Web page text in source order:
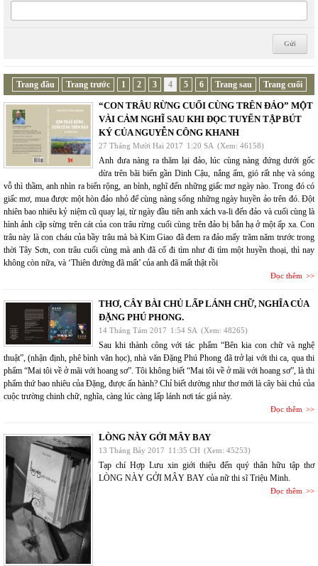
Trang đầu Trang trước 1 2 3 4 5 6 Trang sau Trang cuối
“CON TRÂU RỪNG CUỐI CÙNG TRÊN ĐẢO” MỘT
VÀI CẢM NGHĨ SAU KHI ĐỌC TUYỂN TẬP BÚT
KÝ CỦA NGUYỄN CÔNG KHANH
27 Tháng Mười Hai 2017 1:20 SA (Xem: 46158)
Anh đưa nàng ra thăm lại đảo, lúc cùng nàng đứng dưới gốc
dừa trên bãi biển gần Dinh Cậu, nắng ấm, gió rất nhẹ và sóng
vỗ thì thầm, anh nhìn ra biển rộng, an bình, nghĩ đến những giấc mơ ngày nào. Trong đó có
giấc mơ, mua được một hòn đảo nhỏ để cùng nàng sống những ngày huyền ảo trên đó. Đột
nhiên bao nhiêu kỷ niệm cũ quay lại, từ ngày đầu tiên anh xách va-li đến đảo và cuối cùng là
hình ảnh cặp sừng trên cát của con trâu rừng cuối cùng trên đảo bị bắn hạ ở một ấp xa. Con
trâu này là con cháu của bầy trâu mà bà Kim Giao đã đem ra đảo mấy trăm năm trước trong
thời Tây Sơn, con trâu cuối cùng mà anh đã cố đi tìm như đi tìm một huyền thoại, thì nay
không còn nữa, và ‘Thiên đường đã mất’ của anh đã mất thật rồi
Đọc thêm
THƠ, CÂY BÀI CHỦ LẤP LÁNH CHỮ, NGHĨA CỦA
ĐẶNG PHÚ PHONG.
14 Tháng Tám 2017 1:54 SA (Xem: 48265)
Sau khi thành công với tác phẩm “Bên kia con chữ và nghệ
thuật”, (nhận định, phê bình văn học), nhà văn Đặng Phú Phong đã trở lại với thi ca, qua thi
phẩm “Mai tôi về ở mãi với hoang sơ”. Tôi không biết “Mai tôi về ở mãi với hoang sơ”, là thi
phẩm thứ bao nhiêu của Đặng, được ấn hành? Chỉ biết dường như thơ mới là cây bài chủ của
cuộc trường chinh chữ, nghĩa, càng lúc càng lấp lánh nơi tác giả này.
Đọc thêm
LÒNG NÀY GỞI MÂY BAY
13 Tháng Bảy 2017 11:35 CH (Xem: 45253)
Tạp chí Hợp Lưu xin giới thiệu đến quý thân hữu tập thơ
LÒNG NÀY GỞI MÂY BAY của nữ thi sĩ Triệu Minh.
Đọc thêm